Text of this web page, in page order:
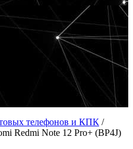
телефонов и КПК /
Redmi Note 12 Pro+ (BP4J)